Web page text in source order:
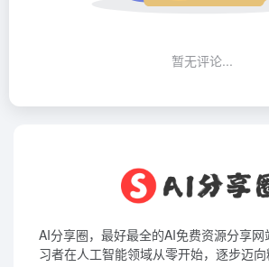
暂无评论...
AI分享圈，最好最全的AI免费资源分享
习者在人工智能领域从零开始，逐步迈